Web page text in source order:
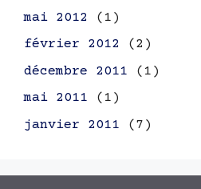
mai 2012
(1)
février 2012
(2)
décembre 2011 (1)
mai 2011 (1)
janvier 2011 (7)